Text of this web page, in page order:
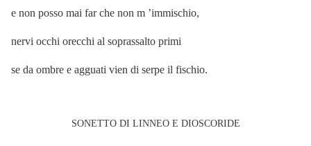
e non posso mai far che non m ’immischio,
nervi occhi orecchi al soprassalto primi
se da ombre e agguati vien di serpe il fischio.
SONETTO DI LINNEO E DIOSCORIDE